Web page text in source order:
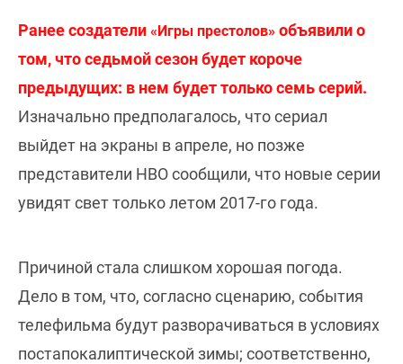
Ранее создатели «Игры престолов» объявили о
том, что седьмой сезон будет короче
предыдущих: в нем будет только семь серий.
Изначально предполагалось, что сериал
выйдет на экраны в апреле, но позже
представители НВО сообщили, что новые серии
увидят свет только летом 2017-го года.
Причиной стала слишком хорошая погода.
Дело в том, что, согласно сценарию, события
телефильма будут разворачиваться в условиях
постапокалиптической зимы; соответственно,